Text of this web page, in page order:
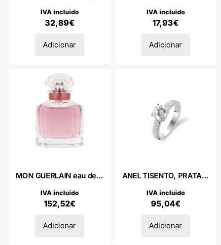
32,89€
IVA incluido
Adicionar
17,93€
IVA incluido
Adicionar
MON GUERLAIN eau de...
152,52€
IVA incluido
Adicionar
ANEL TISENTO, PRATA...
95,04€
IVA incluido
Adicionar